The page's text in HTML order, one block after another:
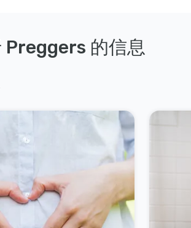
Preggers 的信息